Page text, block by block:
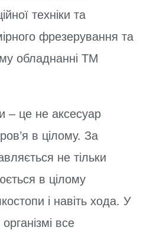
техніки та
фрезерування та
обладнанні TM
– це не аксесуар
в цілому. За
не тільки
в цілому
і навіть хода. У
все